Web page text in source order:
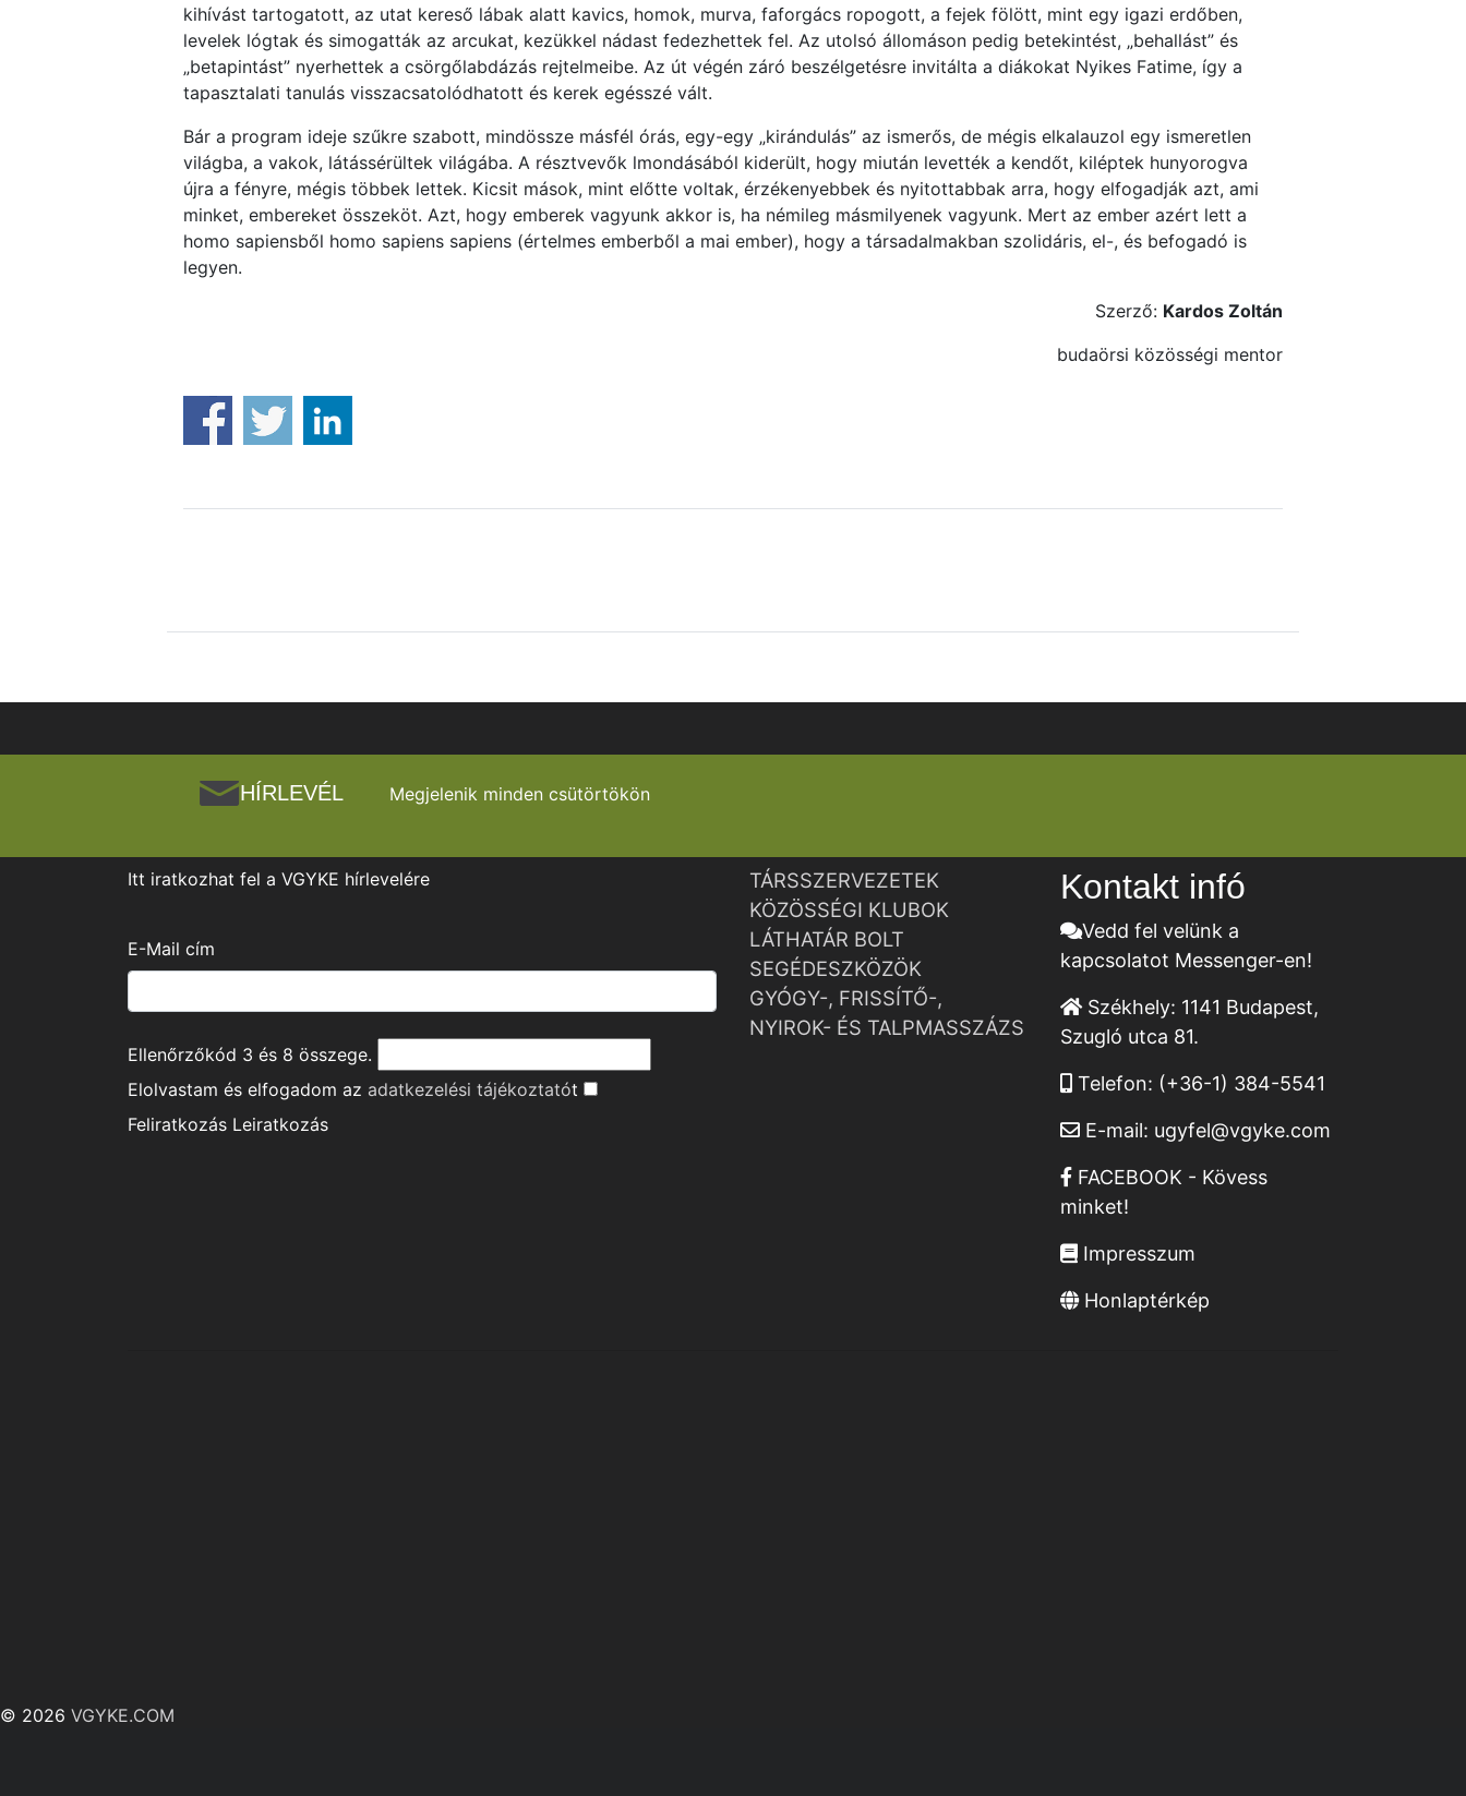
kihívást tartogatott, az utat kereső lábak alatt kavics, homok, murva, faforgács ropogott, a fejek fölött, mint egy igazi erdőben,
levelek lógtak és simogatták az arcukat, kezükkel nádast fedezhettek fel. Az utolsó állomáson pedig betekintést, „behallást” és
„betapintást” nyerhettek a csörgőlabdázás rejtelmeibe. Az út végén záró beszélgetésre invitálta a diákokat Nyikes Fatime, így a
tapasztalati tanulás visszacsatolódhatott és kerek egésszé vált.
Bár a program ideje szűkre szabott, mindössze másfél órás, egy-egy „kirándulás” az ismerős, de mégis elkalauzol egy ismeretlen
világba, a vakok, látássérültek világába. A résztvevők lmondásából kiderült, hogy miután levették a kendőt, kiléptek hunyorogva
újra a fényre, mégis többek lettek. Kicsit mások, mint előtte voltak, érzékenyebbek és nyitottabbak arra, hogy elfogadják azt, ami
minket, embereket összeköt. Azt, hogy emberek vagyunk akkor is, ha némileg másmilyenek vagyunk. Mert az ember azért lett a
homo sapiensből homo sapiens sapiens (értelmes emberből a mai ember), hogy a társadalmakban szolidáris, el-, és befogadó is
legyen.
Szerző: Kardos Zoltán
budaörsi közösségi mentor
HÍRLEVÉL Megjelenik minden csütörtökön
Itt iratkozhat fel a VGYKE hírlevelére
E-Mail cím
Ellenőrzőkód 3 és 8 összege.
Elolvastam és elfogadom az adatkezelési tájékoztatót
Feliratkozás Leiratkozás
TÁRSSZERVEZETEK
KÖZÖSSÉGI KLUBOK
LÁTHATÁR BOLT
SEGÉDESZKÖZÖK
GYÓGY-, FRISSÍTŐ-,
NYIROK- ÉS TALPMASSZÁZS
Kontakt infó
Vedd fel velünk a
kapcsolatot Messenger-en!
Székhely: 1141 Budapest,
Szugló utca 81.
Telefon: (+36-1) 384-5541
E-mail: ugyfel@vgyke.com
FACEBOOK - Kövess
minket!
Impresszum
Honlaptérkép
© 2026 VGYKE.COM